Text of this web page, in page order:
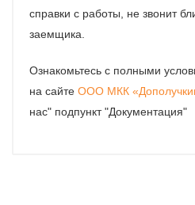
справки с работы, не звонит
заемщика.
Ознакомьтесь с полными
на сайте ООО МКК
нас" подпункт "Документация"